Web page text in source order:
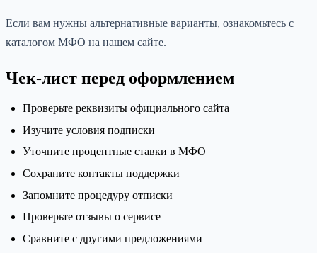
Если вам нужны альтернативные варианты, ознакомьтесь с
каталогом МФО на нашем сайте.
Чек-лист перед оформлением
Проверьте реквизиты официального сайта
Изучите условия подписки
Уточните процентные ставки в МФО
Сохраните контакты поддержки
Запомните процедуру отписки
Проверьте отзывы о сервисе
Сравните с другими предложениями